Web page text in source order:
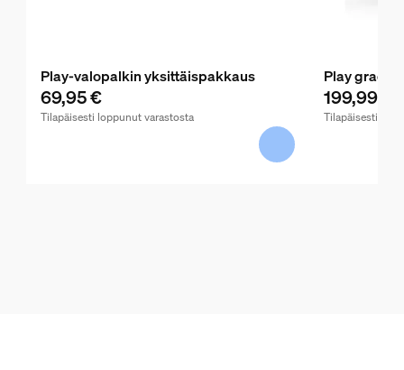
Play-valopalkin yksittäispakkaus
69,95 €
Tilapäisesti loppunut varastosta
Play
199,99 €
Tilapäisesti